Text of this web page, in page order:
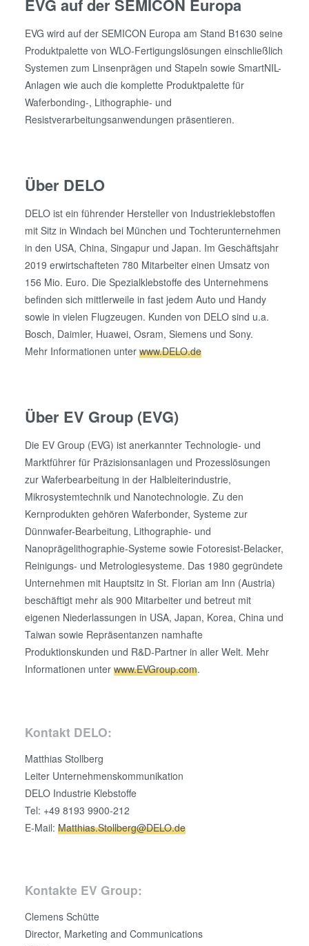
EVG auf der SEMICON Europa
EVG wird auf der SEMICON Europa am Stand B1630 seine
Produktpalette von WLO-Fertigungslösungen einschließlich
Systemen zum Linsenprägen und Stapeln sowie SmartNIL-
Anlagen wie auch die komplette Produktpalette für
Waferbonding-, Lithographie- und
Resistverarbeitungsanwendungen präsentieren.
Über DELO
DELO ist ein führender Hersteller von Industrieklebstoffen
mit Sitz in Windach bei München und Tochterunternehmen
in den USA, China, Singapur und Japan. Im Geschäftsjahr
2019 erwirtschafteten 780 Mitarbeiter einen Umsatz von
156 Mio. Euro. Die Spezialklebstoffe des Unternehmens
befinden sich mittlerweile in fast jedem Auto und Handy
sowie in vielen Flugzeugen. Kunden von DELO sind u.a.
Bosch, Daimler, Huawei, Osram, Siemens und Sony.
Mehr Informationen unterwww.DELO.de
Über EV Group (EVG)
Die EV Group (EVG) ist anerkannter Technologie- und
Marktführer für Präzisionsanlagen und Prozesslösungen
zur Waferbearbeitung in der Halbleiterindustrie,
Mikrosystemtechnik und Nanotechnologie. Zu den
Kernprodukten gehören Waferbonder, Systeme zur
Dünnwafer-Bearbeitung, Lithographie- und
Nanoprägelithographie-Systeme sowie Fotoresist-Belacker,
Reinigungs- und Metrologiesysteme. Das 1980 gegründete
Unternehmen mit Hauptsitz in St. Florian am Inn (Austria)
beschäftigt mehr als 900 Mitarbeiter und betreut mit
eigenen Niederlassungen in USA, Japan, Korea, China und
Taiwan sowie Repräsentanzen namhafte
Produktionskunden und R&D-Partner in aller Welt. Mehr
Informationen unterwww.EVGroup.com.
Kontakt DELO:
Matthias Stollberg
Leiter Unternehmenskommunikation
DELO Industrie Klebstoffe
Tel: +49 8193 9900-212
E-Mail:Matthias.Stollberg@DELO.de
Kontakte EV Group:
Clemens Schütte
Director, Marketing and Communications